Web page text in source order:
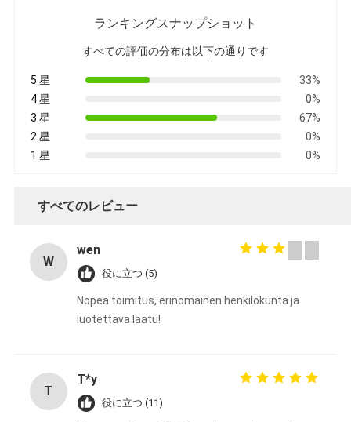
ランキングスナップショット
すべての評価の分布は以下の通りです
5 星
33%
4 星
0%
3 星
67%
2 星
0%
1 星
0%
すべてのレビュー
W
wen
役に立つ (5)
Nopea toimitus, erinomainen henkilökunta ja
luotettava laatu!
T
T*y
役に立つ (11)